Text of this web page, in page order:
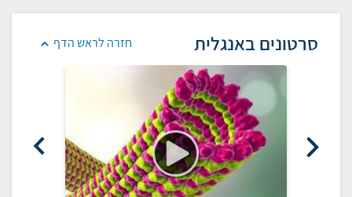
חזרה לראש הדף סרטונים באנגלית